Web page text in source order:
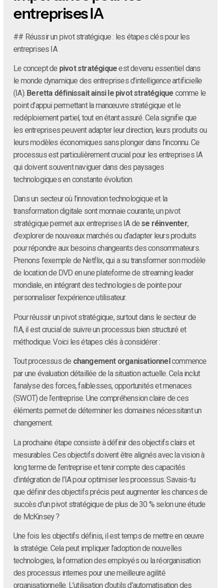
entreprises IA
## Réussir un pivot stratégique : les étapes clés pour les
entreprises IA
Le concept de pivot stratégiqueest devenu essentiel dans
le monde dynamique des entreprises d’intelligence artificielle
(IA). Beretta définissait ainsi le pivot stratégique comme le
point d’appui permettant la manœuvre stratégique et le
redéploiement partiel, tout en étant assuré. Cela signifie que
les entreprises peuvent adapter leur direction, leurs produits ou
leurs modèles économiques sans plonger dans l’inconnu. Ce
processus est particulièrement crucial pour les entreprises IA
qui doivent souvent naviguer dans des paysages
technologiques en constante évolution.
Dans un secteur où l’innovation technologique et la
transformation digitale sont monnaie courante, un pivot
stratégique permet aux entreprises IA de se réinventer,
d’explorer de nouveaux marchés ou d’adapter leurs produits
pour répondre aux besoins changeants des consommateurs.
Prenons l’exemple de Netflix, qui a su transformer son modèle
de location de DVD en une plateforme de streaming leader
mondiale, en intégrant des technologies de pointe pour
personnaliser l’expérience utilisateur.
Pour réussir un pivot stratégique, surtout dans le secteur de
l’IA, il est crucial de suivre un processus bien structuré et
méthodique. Voici les étapes clés à considérer :
Tout processus de changement organisationnel commence
par une évaluation détaillée de la situation actuelle. Cela inclut
l’analyse des forces, faiblesses, opportunités et menaces
(SWOT) de l’entreprise. Une compréhension claire de ces
éléments permet de déterminer les domaines nécessitant un
changement.
La prochaine étape consiste à définir des objectifs clairs et
mesurables. Ces objectifs doivent être alignés avec la vision à
long terme de l’entreprise et tenir compte des capacités
d’intégration de l’IA pour optimiser les processus. Savais-tu
que définir des objectifs précis peut augmenter les chances de
succès d’un pivot stratégique de plus de 30 % selon une étude
de McKinsey ?
Une fois les objectifs définis, il est temps de mettre en œuvre
la stratégie. Cela peut impliquer l’adoption de nouvelles
technologies, la formation des employés ou la réorganisation
des processus internes pour une meilleure agilité
organisationnelle. L’utilisation d’outils d’automatisation des